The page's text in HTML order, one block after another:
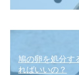
鳩の卵を処分す
ればいいの？